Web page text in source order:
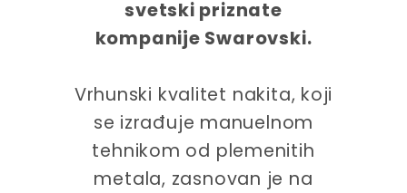
svetski priznate
kompanije Swarovski.
Vrhunski kvalitet nakita, koji
se izrađuje manuelnom
tehnikom od plemenitih
metala, zasnovan je na